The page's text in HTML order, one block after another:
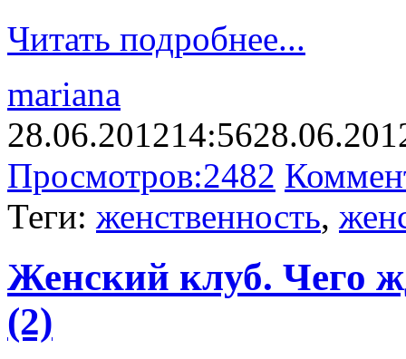
Читать подробнее...
mariana
28.06.201214:56
Просмотров:2482
Теги: женственность,
Женский клуб. Чего
(2)